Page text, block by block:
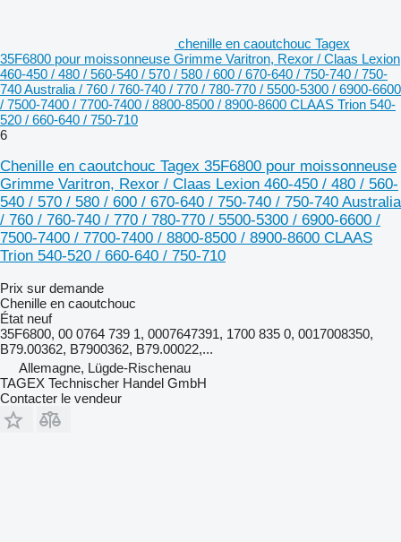
chenille en caoutchouc Tagex
35F6800 pour moissonneuse Grimme Varitron, Rexor / Claas Lexion
460-450 / 480 / 560-540 / 570 / 580 / 600 / 670-640 / 750-740 / 750-
740 Australia / 760 / 760-740 / 770 / 780-770 / 5500-5300 / 6900-6600
/ 7500-7400 / 7700-7400 / 8800-8500 / 8900-8600 CLAAS Trion 540-
520 / 660-640 / 750-710
6
Chenille en caoutchouc Tagex 35F6800 pour moissonneuse
Grimme Varitron, Rexor / Claas Lexion 460-450 / 480 / 560-
540 / 570 / 580 / 600 / 670-640 / 750-740 / 750-740 Australia
/ 760 / 760-740 / 770 / 780-770 / 5500-5300 / 6900-6600 /
7500-7400 / 7700-7400 / 8800-8500 / 8900-8600 CLAAS
Trion 540-520 / 660-640 / 750-710
Prix sur demande
Chenille en caoutchouc
État neuf
35F6800, 00 0764 739 1, 0007647391, 1700 835 0, 0017008350,
B79.00362, B7900362, B79.00022,...
Allemagne, Lügde-Rischenau
TAGEX Technischer Handel GmbH
Contacter le vendeur